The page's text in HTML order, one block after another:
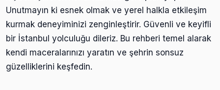
Unutmayın ki esnek olmak ve yerel halkla etkileşim
kurmak deneyiminizi zenginleştirir. Güvenli ve keyifli
bir İstanbul yolculuğu dileriz. Bu rehberi temel alarak
kendi maceralarınızı yaratın ve şehrin sonsuz
güzelliklerini keşfedin.